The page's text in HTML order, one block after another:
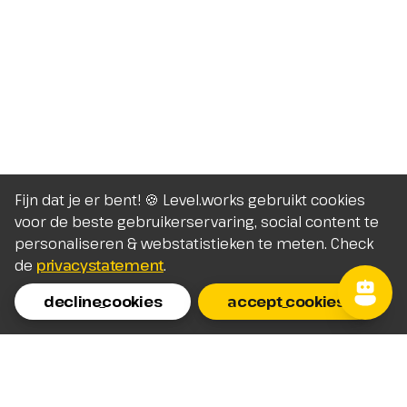
Fijn dat je er bent! 🍪 Level.works gebruikt cookies
voor de beste gebruikerservaring, social content te
personaliseren & webstatistieken te meten. Check
de privacystatement.
decline_cookies
accept_cookies